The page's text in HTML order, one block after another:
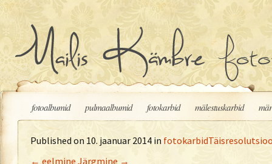
Liigu sisu juurde
fotoalbumid pulmaalbumid fotokarbid mälestuskarbid
Published on 10. jaanuar 2014 in fotokarbid
← eelmineJärgmine →